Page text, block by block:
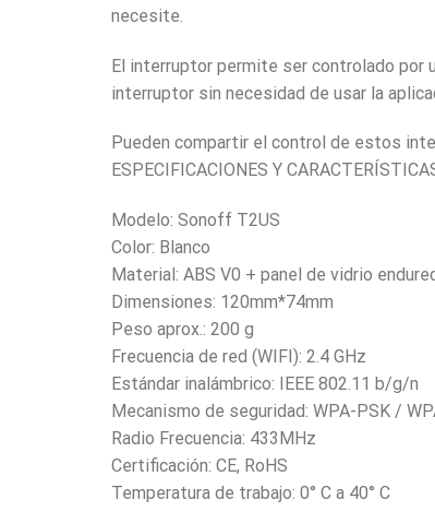
necesite.
El interruptor permite ser controlado por
interruptor sin necesidad de usar la
Pueden compartir el control de estos
ESPECIFICACIONES Y
Modelo: Sonoff T2US
Color: Blanco
Material: ABS V0 + panel de vidrio
Dimensiones: 120mm*74mm
Peso aprox.: 200 g
Frecuencia de red (WIFI): 2.4 GHz
Estándar inalámbrico: IEEE 802.11 b/g/n
Mecanismo de seguridad: WPA-PSK /
Radio Frecuencia: 433MHz
Certificación: CE, RoHS
Temperatura de trabajo: 0° C a 40° C